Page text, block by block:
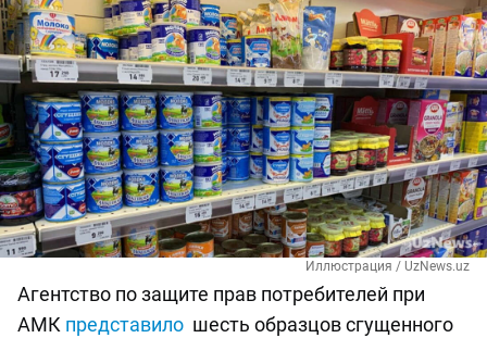
Иллюстрация / UzNews.uz
Агентство по защите прав потребителей при
АМК представило шесть образцов сгущенного